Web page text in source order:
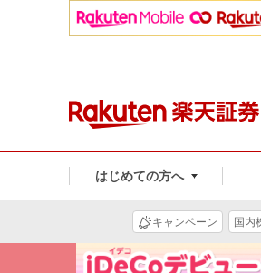
はじめての方へ
キャンペーン 国内